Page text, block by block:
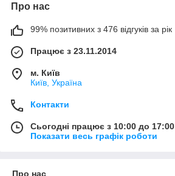
Про нас
99% позитивних з 476 відгуків за рік
Працює з 23.11.2014
м. Київ
Київ, Україна
Контакти
Сьогодні працює з 10:00 до 17:00
Показати весь графік роботи
Про нас